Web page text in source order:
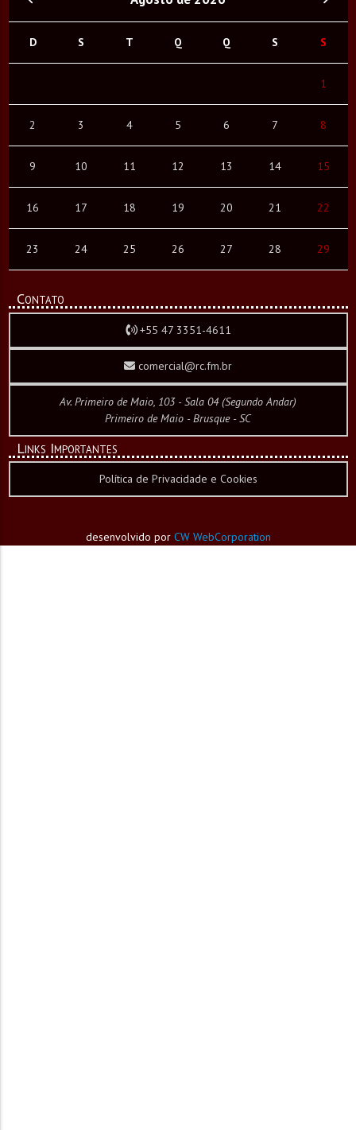
D S T Q Q S S
1
2 3 4 5 6 7 8
9 10 11 12 13 14 15
16 17 18 19 20 21 22
23 24 25 26 27 28 29
Contato
+55 47 3351-4611
comercial@rc.fm.br
Av. Primeiro de Maio, 103 - Sala 04 (Segundo Andar)
Primeiro de Maio - Brusque - SC
Links Importantes
Política de Privacidade e Cookies
desenvolvido por CW WebCorporation